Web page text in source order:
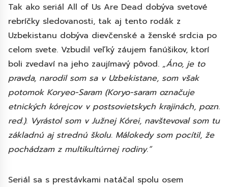
Tak ako seriál All of Us Are Dead dobýva svetové
rebríčky sledovanosti, tak aj tento rodák z
Uzbekistanu dobýva dievčenské a ženské srdcia po
celom svete. Vzbudil veľký záujem fanúšikov, ktorí
boli zvedaví na jeho zaujímavý pôvod. „Áno, je to
pravda, narodil som sa v Uzbekistane, som však
potomok Koryeo-Saram (Koryo-saram označuje
etnických kórejcov v postsovietskych krajinách, pozn.
red.). Vyrástol som v Južnej Kórei, navštevoval som tu
základnú aj strednú školu. Málokedy som pocítil, že
pochádzam z multikultúrnej rodiny.”
Seriál sa s prestávkami natáčal spolu osem